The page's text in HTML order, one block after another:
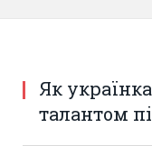
Як
талантом